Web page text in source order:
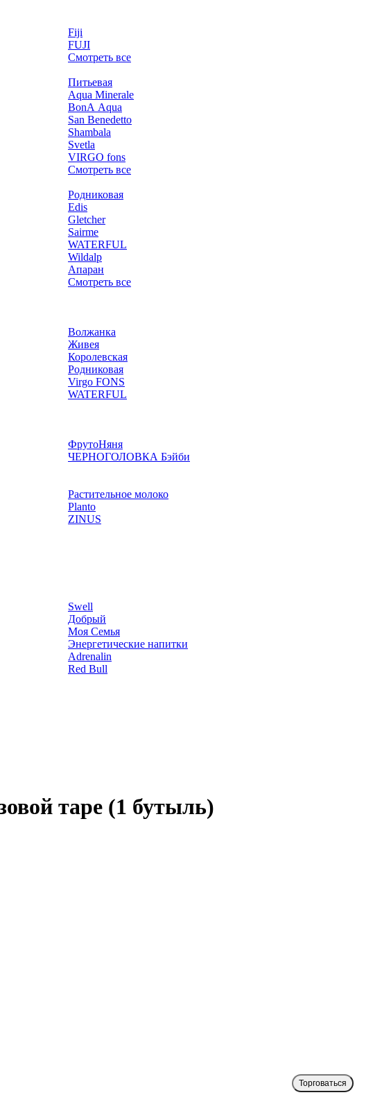
Fiji
FUJI
Смотреть все
Питьевая
Aqua Minerale
BonA Aqua
San Benedetto
Shambala
Svetla
VIRGO fons
Смотреть все
Родниковая
Edis
Gletcher
Sairme
WATERFUL
Wildalp
Апаран
Смотреть все
Волжанка
Живея
Королевская
Родниковая
Virgo FONS
WATERFUL
ФрутоНяня
ЧЕРНОГОЛОВКА Бэйби
Растительное молоко
Planto
ZINUS
Swell
Добрый
Моя Семья
Энергетические напитки
Adrenalin
Red Bull
таре (1 бутыль)
Торговаться